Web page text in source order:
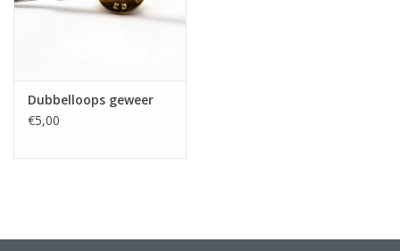
Dubbelloops geweer
€5,00